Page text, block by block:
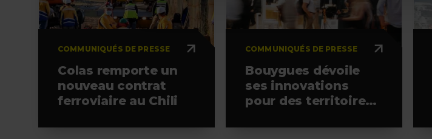
COMMUNIQUÉS DE PRESSE
Colas remporte un
nouveau contrat
ferroviaire au Chili
COMMUNIQUÉS DE PRESSE
Bouygues dévoile
ses innovations
pour des territoires
VivaTech 2026